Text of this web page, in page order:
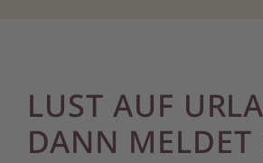
LUST AUF
DANN MELDET